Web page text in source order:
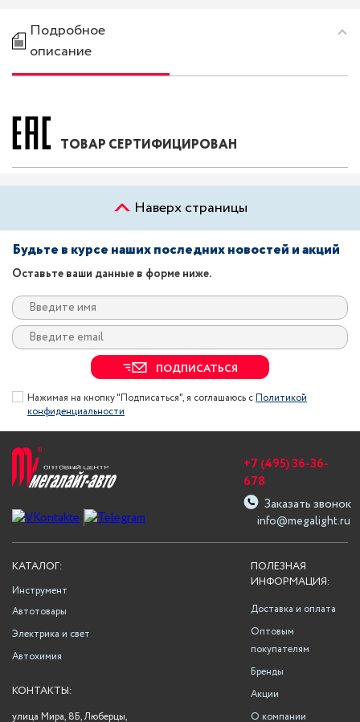
Подробное
описание
ТОВАР СЕРТИФИЦИРОВАН
Наверх страницы
Будьте в курсе наших последних новостей и акций
Оставьте ваши данные в форме ниже.
ПОДПИСАТЬСЯ
Нажимая на кнопку "Подписаться", я соглашаюсь сПолитикой
конфиденциальности
info@megalight.ru
+7 (495) 36-36-
678
Заказать звонок
ПОЛЕЗНАЯ
ИНФОРМАЦИЯ:
Доставка и оплата
Оптовым
покупателям
Бренды
Акции
О компании
КАТАЛОГ:
Инструмент
Автотовары
Электрика и свет
Автохимия
КОНТАКТЫ:
улица Мира, 8Б, Люберцы,